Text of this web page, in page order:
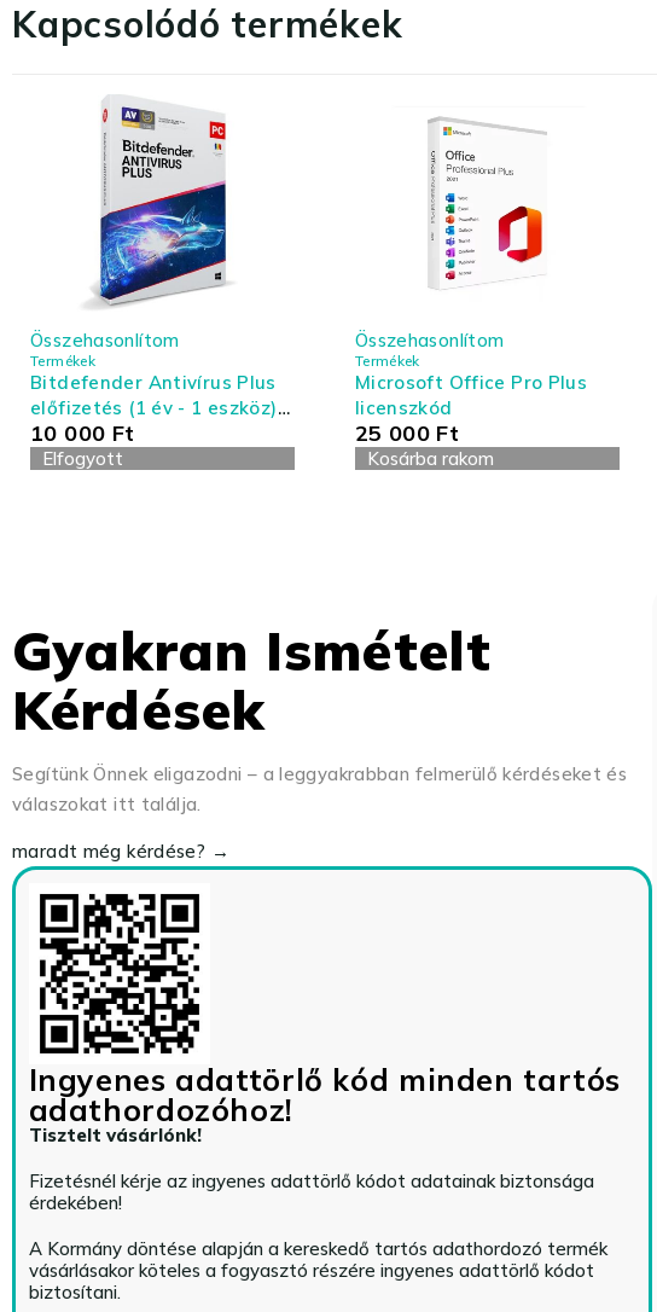
Kapcsolódó termékek
Termékek
Bitdefender Antivírus Plus
előfizetés (1 év - 1 eszköz) -
Antivírus és Tűzfal
Összehasonlítom
10 000 Ft
Elfogyott
Termékek
Microsoft Office Pro Plus
licenszkód
Összehasonlítom
25 000 Ft
Kosárba rakom
Gyakran Ismételt
Kérdések
Segítünk Önnek eligazodni – a leggyakrabban felmerülő kérdéseket és
válaszokat itt találja.
maradt még kérdése? →
Ingyenes adattörlő kód minden tartós
adathordozóhoz!
Tisztelt vásárlónk!
Fizetésnél kérje az ingyenes adattörlő kódot adatainak biztonsága
érdekében!
A Kormány döntése alapján a kereskedő tartós adathordozó termék
vásárlásakor köteles a fogyasztó részére ingyenes adattörlő kódot
biztosítani.